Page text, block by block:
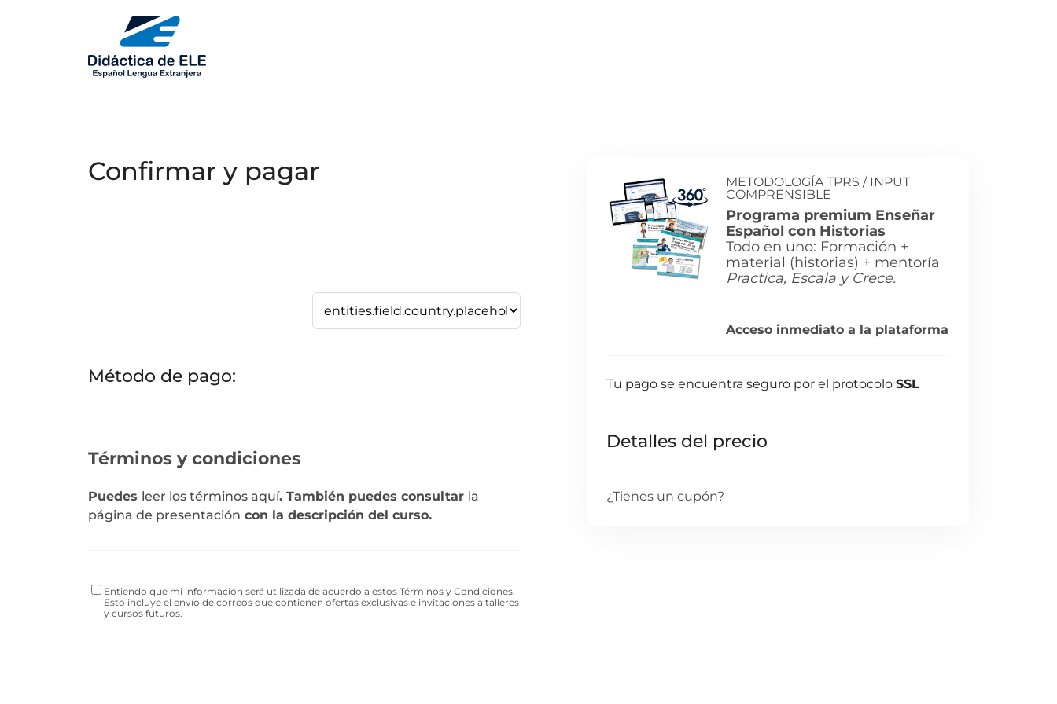
Confirmar y pagar
Método de pago:
Términos y condiciones
Puedes leer los términos aquí. También puedes consultar la
página de presentación con la descripción del curso.
Entiendo que mi información será utilizada de acuerdo a estos Términos y Condiciones.
Esto incluye el envío de correos que contienen ofertas exclusivas e invitaciones a talleres
y cursos futuros.
METODOLOGÍA TPRS / INPUT
COMPRENSIBLE
Programa premium Enseñar
Español con Historias
Todo en uno: Formación +
material (historias) + mentoría
Practica, Escala y Crece.
Acceso inmediato a la plataforma
Tu pago se encuentra seguro por el protocolo SSL
Detalles del precio
¿Tienes un cupón?